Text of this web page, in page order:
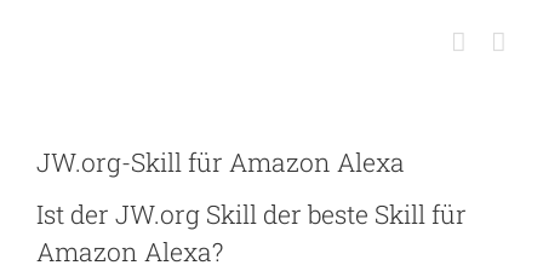
JW.org-Skill für Amazon Alexa
Ist der JW.org Skill der beste Skill für
Amazon Alexa?